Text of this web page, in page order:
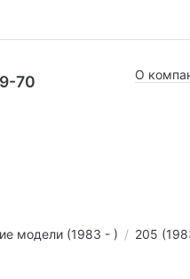
70 О
модели (1983 - ) 205